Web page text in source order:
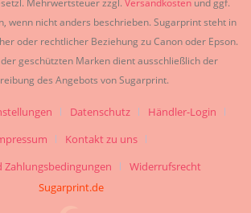
Mehrwertsteuer zzgl. Versandkosten und ggf.
wenn nicht anders beschrieben. Sugarprint steht in
oder rechtlicher Beziehung zu Canon oder Epson.
geschützten Marken dient ausschließlich der
des Angebots von Sugarprint.
Datenschutz
Händler-Login
Kontakt zu uns
Zahlungsbedingungen
Widerrufsrecht
Sugarprint.de